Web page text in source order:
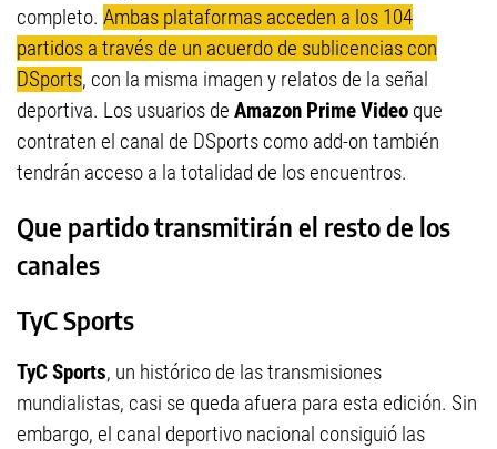
completo. Ambas plataformas acceden a los 104
partidos a través de un acuerdo de sublicencias con
DSports, con la misma imagen y relatos de la señal
deportiva. Los usuarios de Amazon Prime Video que
contraten el canal de DSports como add-on también
tendrán acceso a la totalidad de los encuentros.
Que partido transmitirán el resto de los
canales
TyC Sports
TyC Sports, un histórico de las transmisiones
mundialistas, casi se queda afuera para esta edición. Sin
embargo, el canal deportivo nacional consiguió las